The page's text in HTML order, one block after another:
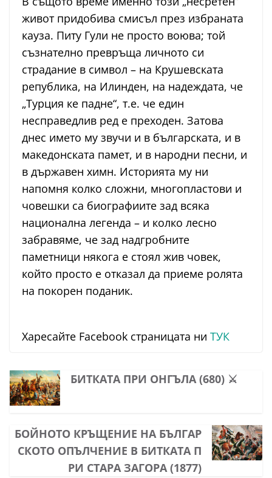
живот придобива смисъл през избраната
кауза. Питу Гули не просто воюва; той
съзнателно превръща личното си
страдание в символ – на Крушевската
република, на Илинден, на надеждата, че
„Турция ке падне“, т.е. че един
несправедлив ред е преходен. Затова
днес името му звучи и в българската, и в
македонската памет, и в народни песни, и
в държавен химн. Историята му ни
напомня колко сложни, многопластови и
човешки са биографиите зад всяка
национална легенда – и колко лесно
забравяме, че зад надгробните
паметници някога е стоял жив човек,
който просто е отказал да приеме ролята
на покорен поданик.
Харесайте Facebook страницата ни ТУК
БИТКАТА ПРИ ОНГЪЛА (680) ⚔️
БОЙНОТО КРЪЩЕНИЕ НА БЪЛГАР
СКОТО ОПЪЛЧЕНИЕ В БИТКАТА П
РИ СТАРА ЗАГОРА (1877)